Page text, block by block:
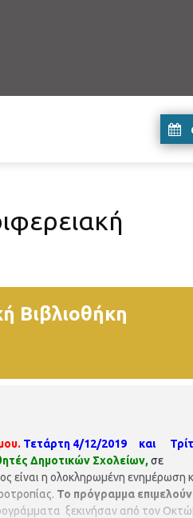
Βιβλιοθήκη
Τετάρτη 4/12/2019 και
Δημοτικών Σχολείων,σε
είναι η ολοκληρωμένη ενημέρωση
Το πρόγραμμα
ξεκινήσαν από τον